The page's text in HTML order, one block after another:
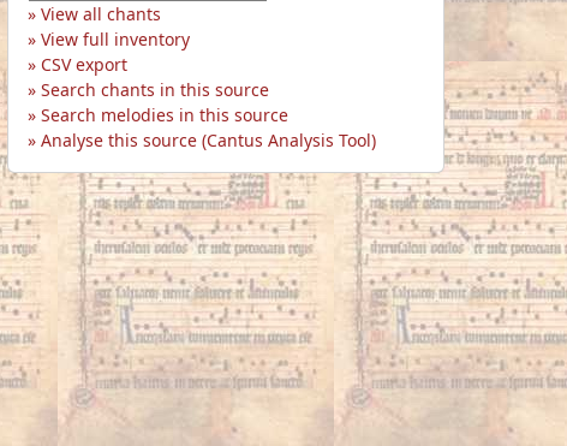
View all chants
View full inventory
CSV export
Search chants in this source
Search melodies in this source
Analyse this source (Cantus Analysis Tool)